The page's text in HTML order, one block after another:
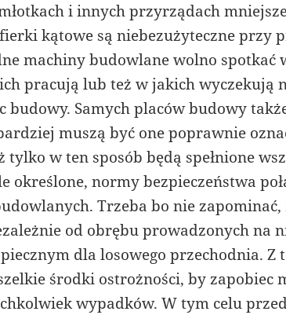
i innych przyrządach
kątowe są niebezużyteczne przy
machiny budowlane wolno spotkać
pracują lub też w jakich wyczekują
budowy. Samych placów budowy
muszą być one poprawnie
tylko w ten sposób będą spełnione
określone, normy bezpieczeństwa
Trzeba bo nie zapominać,
od obrębu prowadzonych na
dla losowego przechodnia. Z
środki ostrożności, by zapobiec
wypadków. W tym celu